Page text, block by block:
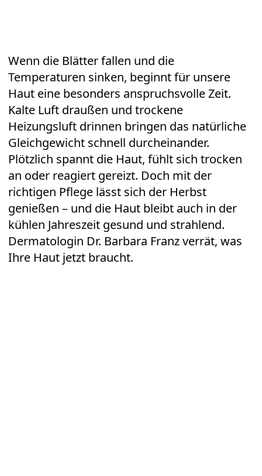
Wenn die Blätter fallen und die
Temperaturen sinken, beginnt für unsere
Haut eine besonders anspruchsvolle Zeit.
Kalte Luft draußen und trockene
Heizungsluft drinnen bringen das natürliche
Gleichgewicht schnell durcheinander.
Plötzlich spannt die Haut, fühlt sich trocken
an oder reagiert gereizt. Doch mit der
richtigen Pflege lässt sich der Herbst
genießen – und die Haut bleibt auch in der
kühlen Jahreszeit gesund und strahlend.
Dermatologin Dr. Barbara Franz verrät, was
Ihre Haut jetzt braucht.